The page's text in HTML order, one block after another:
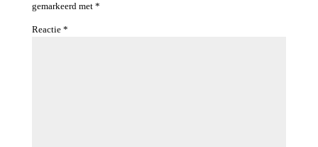
gemarkeerd met *
Reactie *